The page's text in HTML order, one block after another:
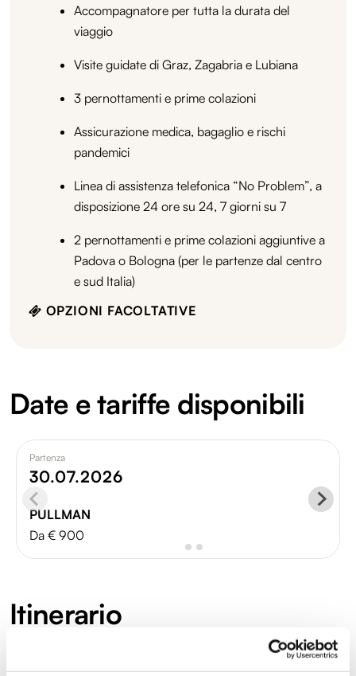
Accompagnatore per tutta la durata del
viaggio
Visite guidate di Graz, Zagabria e Lubiana
3 pernottamenti e prime colazioni
Assicurazione medica, bagaglio e rischi
pandemici
Linea di assistenza telefonica “No Problem”, a
disposizione 24 ore su 24, 7 giorni su 7
2 pernottamenti e prime colazioni aggiuntive a
Padova o Bologna (per le partenze dal centro
e sud Italia)
OPZIONI FACOLTATIVE
Date e tariffe disponibili
Partenza
30.07.2026
PULLMAN
Da € 900
Itinerario